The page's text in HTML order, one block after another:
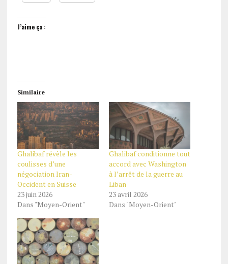
J’aime ça :
Similaire
Ghalibaf révèle les
coulisses d’une
négociation Iran-
Occident en Suisse
23 juin 2026
Dans "Moyen-Orient"
Ghalibaf conditionne tout
accord avec Washington
à l’arrêt de la guerre au
Liban
23 avril 2026
Dans "Moyen-Orient"